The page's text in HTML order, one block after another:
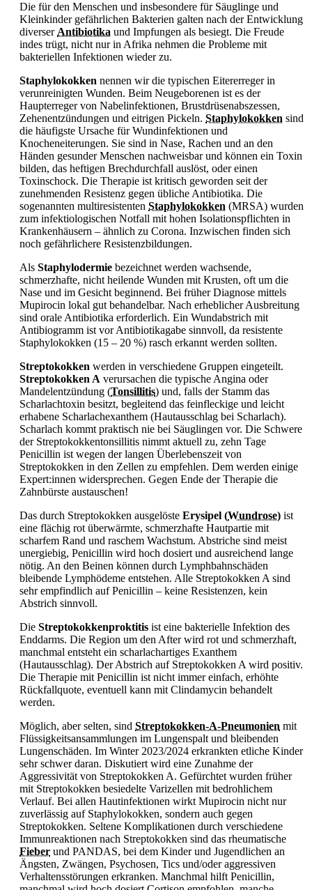
Die für den Menschen und insbesondere für Säuglinge und
Kleinkinder gefährlichen Bakterien galten nach der Entwicklung
diverser Antibiotika und Impfungen als besiegt. Die Freude
indes trügt, nicht nur in Afrika nehmen die Probleme mit
bakteriellen Infektionen wieder zu.
Staphylokokken nennen wir die typischen Eitererreger in
verunreinigten Wunden. Beim Neugeborenen ist es der
Haupterreger von Nabelinfektionen, Brustdrüsenabszessen,
Zehenentzündungen und eitrigen Pickeln. Staphylokokken sind
die häufigste Ursache für Wundinfektionen und
Knocheneiterungen. Sie sind in Nase, Rachen und an den
Händen gesunder Menschen nachweisbar und können ein Toxin
bilden, das heftigen Brechdurchfall auslöst, oder einen
Toxinschock. Die Therapie ist kritisch geworden seit der
zunehmenden Resistenz gegen übliche Antibiotika. Die
sogenannten multiresistenten Staphylokokken (MRSA) wurden
zum infektiologischen Notfall mit hohen Isolationspflichten in
Krankenhäusern – ähnlich zu Corona. Inzwischen finden sich
noch gefährlichere Resistenzbildungen.
Als Staphylodermie bezeichnet werden wachsende,
schmerzhafte, nicht heilende Wunden mit Krusten, oft um die
Nase und im Gesicht beginnend. Bei früher Diagnose mittels
Mupirocin lokal gut behandelbar. Nach erheblicher Ausbreitung
sind orale Antibiotika erforderlich. Ein Wundabstrich mit
Antibiogramm ist vor Antibiotikagabe sinnvoll, da resistente
Staphylokokken (15 – 20 %) rasch erkannt werden sollten.
Streptokokken werden in verschiedene Gruppen eingeteilt.
Streptokokken A verursachen die typische Angina oder
Mandelentzündung (Tonsillitis) und, falls der Stamm das
Scharlachtoxin besitzt, begleitend das feinfleckige und leicht
erhabene Scharlachexanthem (Hautausschlag bei Scharlach).
Scharlach kommt praktisch nie bei Säuglingen vor. Die Schwere
der Streptokokkentonsillitis nimmt aktuell zu, zehn Tage
Penicillin ist wegen der langen Überlebenszeit von
Streptokokken in den Zellen zu empfehlen. Dem werden einige
Expert:innen widersprechen. Gegen Ende der Therapie die
Zahnbürste austauschen!
Das durch Streptokokken ausgelöste Erysipel (Wundrose) ist
eine flächig rot überwärmte, schmerzhafte Hautpartie mit
scharfem Rand und raschem Wachstum. Abstriche sind meist
unergiebig, Penicillin wird hoch dosiert und ausreichend lange
nötig. An den Beinen können durch Lymphbahnschäden
bleibende Lymphödeme entstehen. Alle Streptokokken A sind
sehr empfindlich auf Penicillin – keine Resistenzen, kein
Abstrich sinnvoll.
Die Streptokokkenproktitis ist eine bakterielle Infektion des
Enddarms. Die Region um den After wird rot und schmerzhaft,
manchmal entsteht ein scharlachartiges Exanthem
(Hautausschlag). Der Abstrich auf Streptokokken A wird positiv.
Die Therapie mit Penicillin ist nicht immer einfach, erhöhte
Rückfallquote, eventuell kann mit Clindamycin behandelt
werden.
Möglich, aber selten, sind Streptokokken-A-Pneumonien mit
Flüssigkeitsansammlungen im Lungenspalt und bleibenden
Lungenschäden. Im Winter 2023/2024 erkrankten etliche Kinder
sehr schwer daran. Diskutiert wird eine Zunahme der
Aggressivität von Streptokokken A. Gefürchtet wurden früher
mit Streptokokken besiedelte Varizellen mit bedrohlichem
Verlauf. Bei allen Hautinfektionen wirkt Mupirocin nicht nur
zuverlässig auf Staphylokokken, sondern auch gegen
Streptokokken. Seltene Komplikationen durch verschiedene
Immunreaktionen nach Streptokokken sind das rheumatische
Fieber und PANDAS, bei dem Kinder und Jugendlichen an
Ängsten, Zwängen, Psychosen, Tics und/oder aggressiven
Verhaltensstörungen erkranken. Manchmal hilft Penicillin,